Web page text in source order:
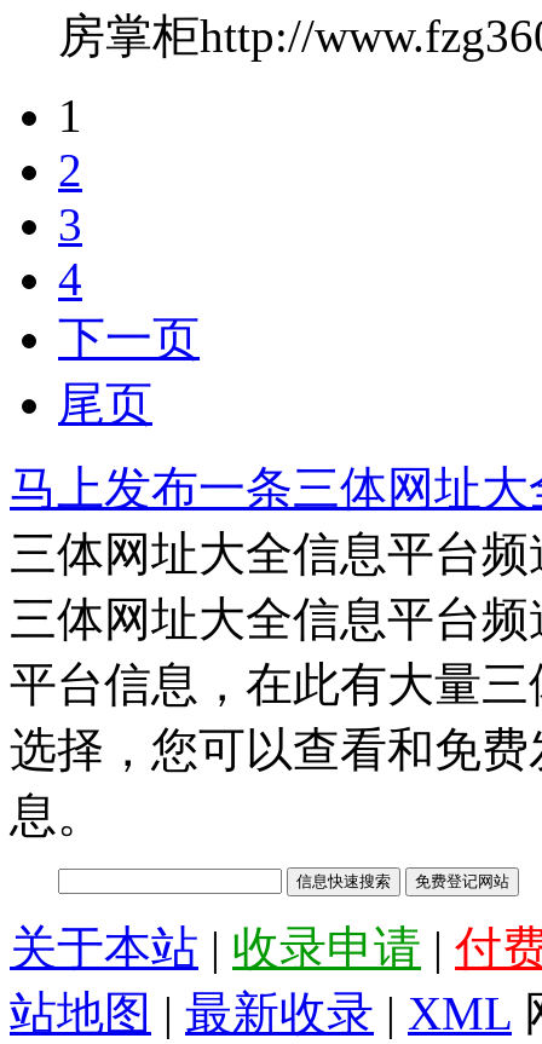
房掌柜http://
1
2
3
4
下一页
尾页
马上发布一条三体网址
三体网址大全信息平台频
三体网址大全信息平台
平台信息，在此有大量
选择，您可以查看和免
息。
关于本站 | 收录申请 | 付
站地图 | 最新收录 | XML